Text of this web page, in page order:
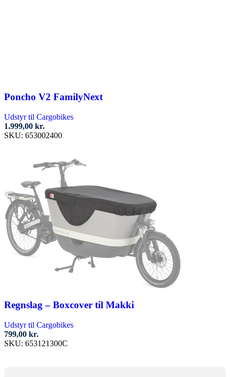
Poncho V2 FamilyNext
Udstyr til Cargobikes
1.999,00 kr.
SKU: 653002400
Regnslag – Boxcover til Makki
Udstyr til Cargobikes
799,00 kr.
SKU: 653121300C